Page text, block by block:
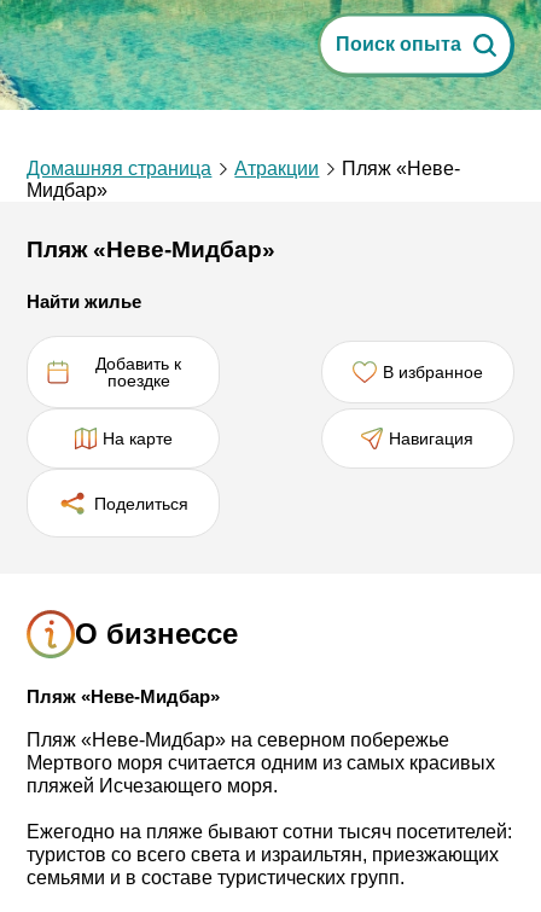
Поиск опыта
Домашняя страница Атракции
Пляж «Неве-
Мидбар»
Пляж «Неве-Мидбар»
Найти жилье
Добавить к
поездке
В избранное
На карте Навигация
Поделиться
О бизнессе
Пляж «Неве-Мидбар»
Пляж «Неве-Мидбар» на северном побережье
Мертвого моря считается одним из самых красивых
пляжей Исчезающего моря.
Ежегодно на пляже бывают сотни тысяч посетителей:
туристов со всего света и израильтян, приезжающих
семьями и в составе туристических групп.